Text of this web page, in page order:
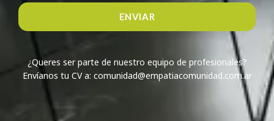
ENVIAR
¿Queres ser parte de nuestro equipo de profesionales?
Envíanos tu CV a: comunidad@empatiacomunidad.com.ar